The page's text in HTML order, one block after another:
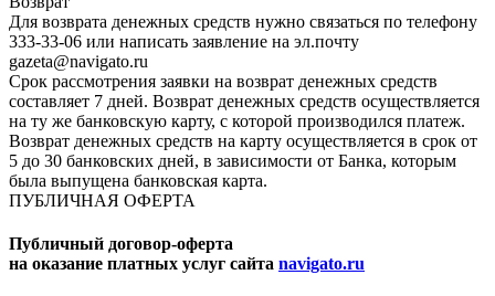
Для возврата денежных средств нужно связаться по телефону
333-33-06 или написать заявление на эл.почту
gazeta@navigato.ru
Срок рассмотрения заявки на возврат денежных средств
составляет 7 дней. Возврат денежных средств осуществляется
на ту же банковскую карту, с которой производился платеж.
Возврат денежных средств на карту осуществляется в срок от
5 до 30 банковских дней, в зависимости от Банка, которым
была выпущена банковская карта.
ПУБЛИЧНАЯ ОФЕРТА
Публичный договор-оферта
на оказание платных услуг сайта navigato.ru